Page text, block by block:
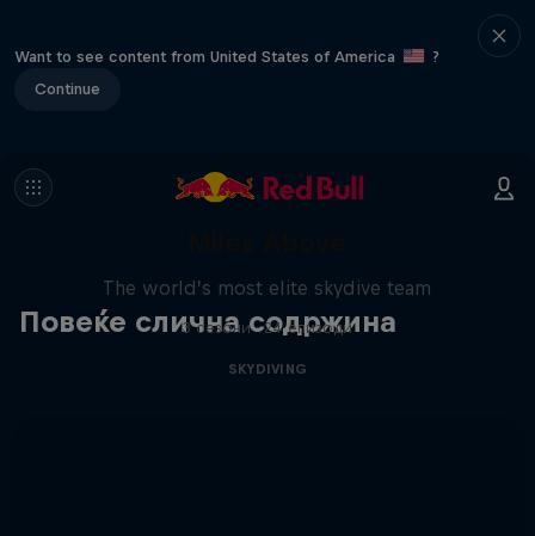
Want to see content from United States of America
?
Continue
Повеќе слична содржина
The world’s most elite skydive team
3 сезони · 24 епизоди
SKYDIVING